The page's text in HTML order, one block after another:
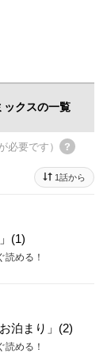
ックスの一覧
必要です）
1話から
(1)
読める！
泊まり」(2)
読める！